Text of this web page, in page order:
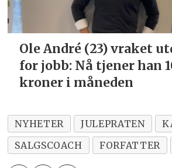
Ole André (23) vraket
for jobb: Nå tjener han
kroner i måneden
NYHETER JULEPRATEN
SALGSCOACH
FORFATTER